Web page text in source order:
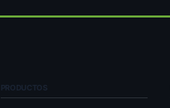
PRODUCTOS